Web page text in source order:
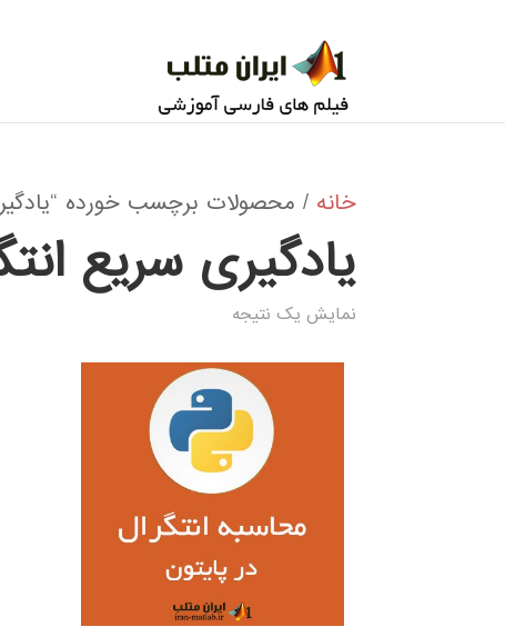
خانه / محصولات برچسب خورده
یادگیری سریع
نمایش یک نتیجه